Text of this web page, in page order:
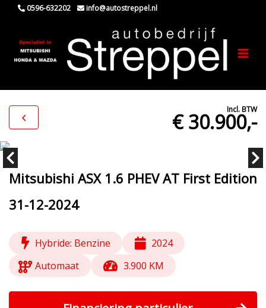
0596-632202 info@autostreppel.nl
Incl. BTW
€ 30.900,-
Mitsubishi ASX 1.6 PHEV AT First Edition
31-12-2024
Hybride: Benzine
2024
Automaat
3.900 KM